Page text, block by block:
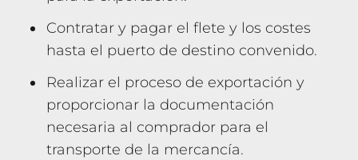
Contratar y pagar el flete y los costes
hasta el puerto de destino convenido.
Realizar el proceso de exportación y
proporcionar la documentación
necesaria al comprador para el
transporte de la mercancía.